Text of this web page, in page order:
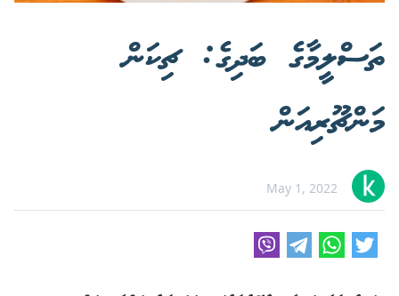
ތަސްލީމާގެ ބަދިގެ: ޗިކަން
މަންޗޫރިއަން
May 1, 2022